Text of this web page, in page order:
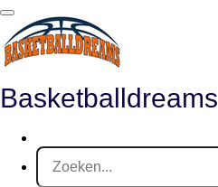
Ga
direct
naar
de
Basketballdreams